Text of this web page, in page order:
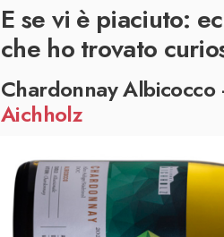
E se vi è piaciuto:
che ho trovato
Chardonnay Albicocco
Aichholz